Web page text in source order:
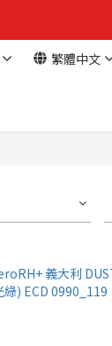
繁體中文